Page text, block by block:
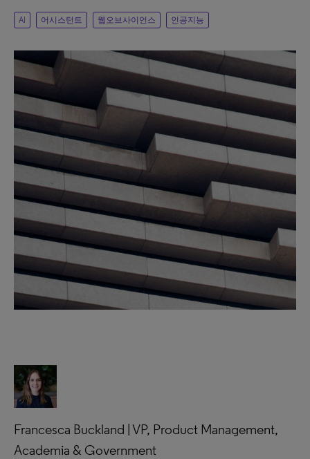
AI 어시스턴트 웹오브사이언스 인공지능
Francesca Buckland | VP, Product Management,
Academia & Government